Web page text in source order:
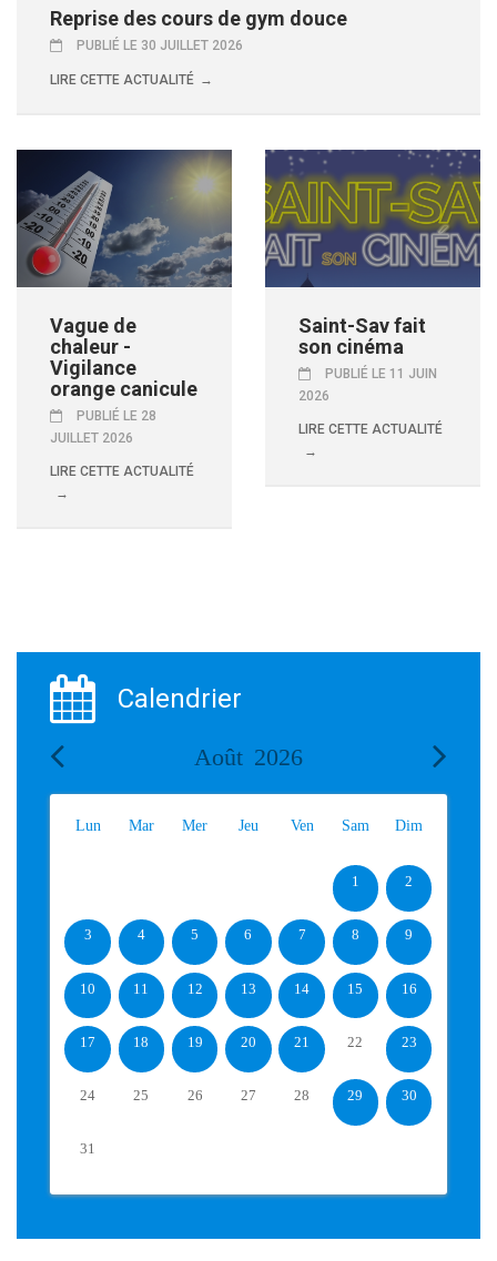
Reprise des cours de gym douce
PUBLIÉ LE 30 JUILLET 2026
LIRE CETTE ACTUALITÉ
Vague de
chaleur -
Vigilance
orange canicule
PUBLIÉ LE 28
JUILLET 2026
LIRE CETTE ACTUALITÉ
Saint-Sav fait
son cinéma
PUBLIÉ LE 11 JUIN
2026
LIRE CETTE ACTUALITÉ
Calendrier
Août 2026
Lun Mar Mer Jeu Ven Sam Dim
1 2
3 4 5 6 7 8 9
10 11 12 13 14 15 16
17 18 19 20 21 22 23
24 25 26 27 28 29 30
31